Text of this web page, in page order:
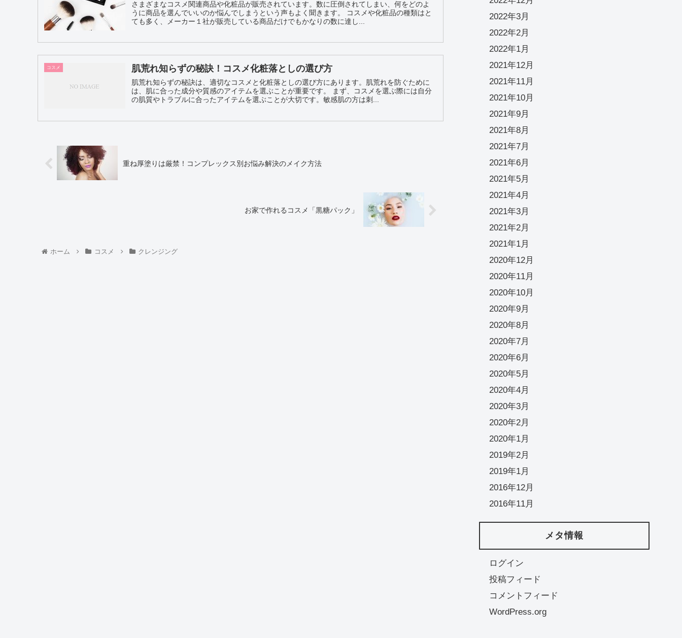
さまざまなコスメ関連商品や化粧品が販売されています。数に圧倒されてしまい、何をどのよ
うに商品を選んでいいのか悩んでしまうという声もよく聞きます。 コスメや化粧品の種類はと
ても多く、メーカー１社が販売している商品だけでもかなりの数に達し...
コスメ 肌荒れ知らずの秘訣！コスメ化粧落としの選び方
肌荒れ知らずの秘訣は、適切なコスメと化粧落としの選び方にあります。肌荒れを防ぐために
は、肌に合った成分や質感のアイテムを選ぶことが重要です。 まず、コスメを選ぶ際には自分
の肌質やトラブルに合ったアイテムを選ぶことが大切です。敏感肌の方は刺...
重ね厚塗りは厳禁！コンプレックス別お悩み解決のメイク方法
お家で作れるコスメ「黒糖パック」
ホーム コスメ クレンジング
2022年3月
2022年2月
2022年1月
2021年12月
2021年11月
2021年10月
2021年9月
2021年8月
2021年7月
2021年6月
2021年5月
2021年4月
2021年3月
2021年2月
2021年1月
2020年12月
2020年11月
2020年10月
2020年9月
2020年8月
2020年7月
2020年6月
2020年5月
2020年4月
2020年3月
2020年2月
2020年1月
2019年2月
2019年1月
2016年12月
2016年11月
メタ情報
ログイン
投稿フィード
コメントフィード
WordPress.org